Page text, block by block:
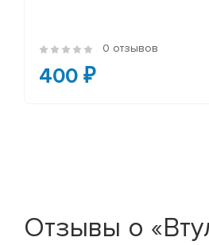
0 отзывов
400 ₽
Отзывы о